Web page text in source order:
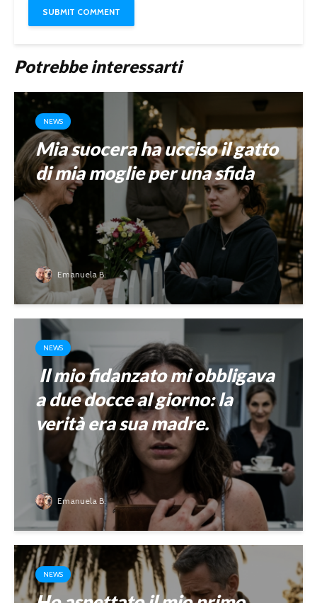
Potrebbe interessarti
NEWS
Mia suocera ha ucciso il gatto
di mia moglie per una sfida
Emanuela B.
NEWS
Il mio fidanzato mi obbligava
a due docce al giorno: la
verità era sua madre.
Emanuela B.
NEWS